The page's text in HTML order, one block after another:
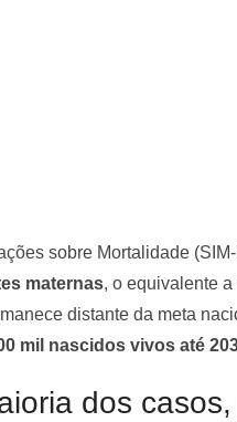
sobre Mortalidade
maternas, o equivalente a
distante da meta
mil nascidos vivos até
dos